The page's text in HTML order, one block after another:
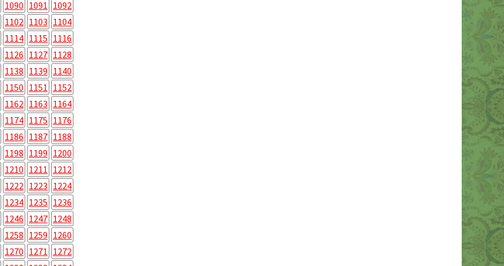
1090 1091 1092
1102 1103 1104
1114 1115 1116
1126 1127 1128
1138 1139 1140
1150 1151 1152
1162 1163 1164
1174 1175 1176
1186 1187 1188
1198 1199 1200
1210 1211 1212
1222 1223 1224
1234 1235 1236
1246 1247 1248
1258 1259 1260
1270 1271 1272